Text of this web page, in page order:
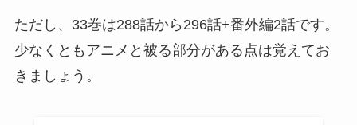
ただし、33巻は288話から296話+番外編2話です。
少なくともアニメと被る部分がある点は覚えてお
きましょう。